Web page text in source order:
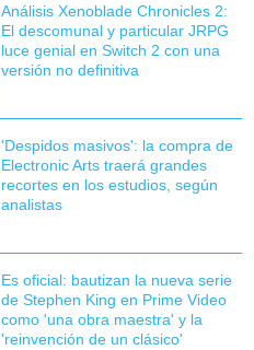
Análisis Xenoblade Chronicles 2:
El descomunal y particular JRPG
luce genial en Switch 2 con una
versión no definitiva
'Despidos masivos': la compra de
Electronic Arts traerá grandes
recortes en los estudios, según
analistas
Es oficial: bautizan la nueva serie
de Stephen King en Prime Video
como 'una obra maestra' y la
'reinvención de un clásico'